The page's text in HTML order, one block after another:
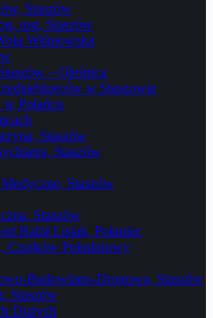
Staszów
usg, Staszów
Wiśniowska
– Oleśnica
w Staszowie
Połańcu
Staszów
Staszów
Staszów
Staszów
Rafał Lisiak, Połaniec
Czajków Południowy
Budowlano-Drogowa, Staszów
Staszów
Dużych